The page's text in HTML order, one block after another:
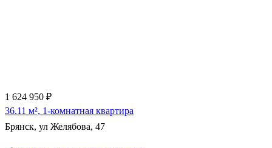
1 624 950 ₽
36.11 м², 1-комнатная квартира
Брянск, ул Желябова, 47